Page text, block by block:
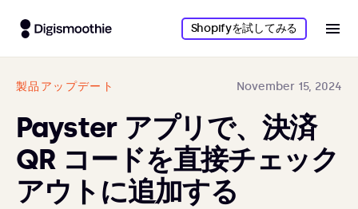
Shopifyを試してみる
製品アップデート November 15, 2024
Payster アプリで、決済
QR コードを直接チェック
アウトに追加する